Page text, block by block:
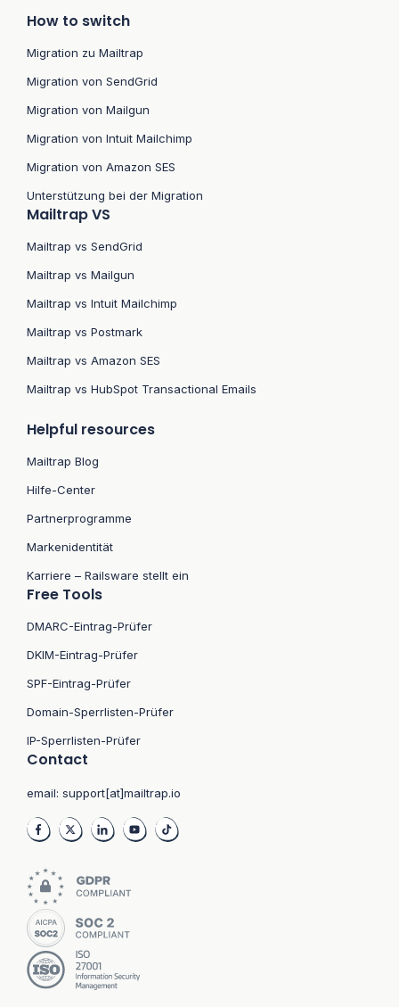
How to switch
Migration zu Mailtrap
Migration von SendGrid
Migration von Mailgun
Migration von Intuit Mailchimp
Migration von Amazon SES
Unterstützung bei der Migration
Mailtrap VS
Mailtrap vs SendGrid
Mailtrap vs Mailgun
Mailtrap vs Intuit Mailchimp
Mailtrap vs Postmark
Mailtrap vs Amazon SES
Mailtrap vs HubSpot Transactional Emails
Helpful resources
Mailtrap Blog
Hilfe-Center
Partnerprogramme
Markenidentität
Karriere – Railsware stellt ein
Free Tools
DMARC-Eintrag-Prüfer
DKIM-Eintrag-Prüfer
SPF-Eintrag-Prüfer
Domain-Sperrlisten-Prüfer
IP-Sperrlisten-Prüfer
Contact
email: support[at]mailtrap.io